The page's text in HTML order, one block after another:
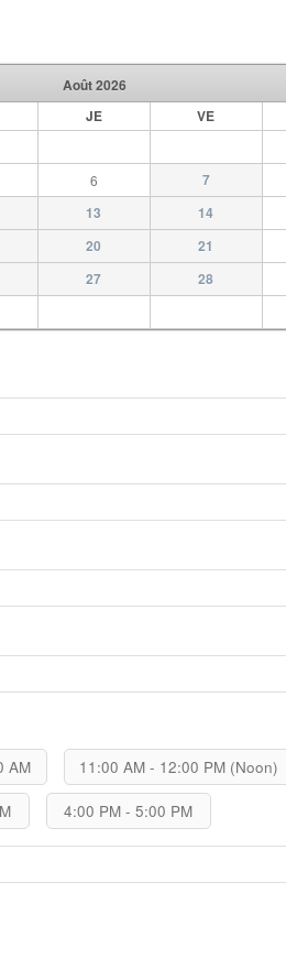
Août2026
JE VE
6 7
13 14
20 21
27 28
AM 11:00 AM - 12:00 PM (Noon)
4:00 PM - 5:00 PM